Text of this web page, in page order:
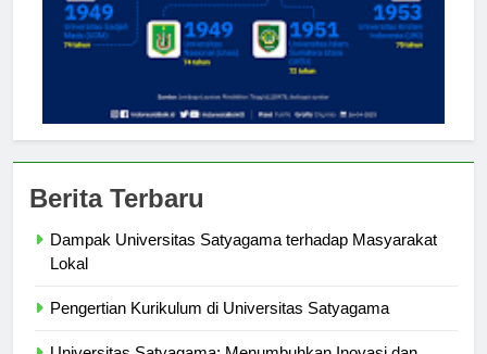
Dampak Universitas Satyagama terhadap Masyarakat